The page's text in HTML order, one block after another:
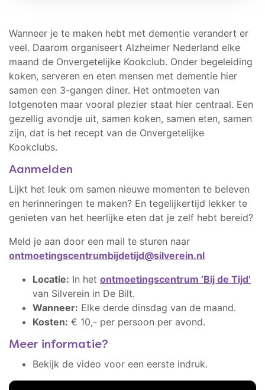
Wanneer je te maken hebt met dementie verandert er
veel. Daarom organiseert Alzheimer Nederland elke
maand de Onvergetelijke Kookclub. Onder begeleiding
koken, serveren en eten mensen met dementie hier
samen een 3-gangen diner. Het ontmoeten van
lotgenoten maar vooral plezier staat hier centraal. Een
gezellig avondje uit, samen koken, samen eten, samen
zijn, dat is het recept van de Onvergetelijke
Kookclubs.
Aanmelden
Lijkt het leuk om samen nieuwe momenten te beleven
en herinneringen te maken? En tegelijkertijd lekker te
genieten van het heerlijke eten dat je zelf hebt bereid?
Meld je aan door een mail te sturen naar
ontmoetingscentrumbijdetijd@silverein.nl
Locatie: In het ontmoetingscentrum ‘Bij de Tijd’
van Silverein in De Bilt.
Wanneer: Elke derde dinsdag van de maand.
Kosten: € 10,- per persoon per avond.
Meer informatie?
Bekijk de video voor een eerste indruk.